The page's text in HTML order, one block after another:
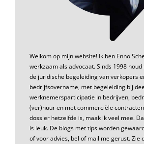
Welkom op mijn website! Ik ben Enno
werkzaam als advocaat. Sinds 1998
de juridische begeleiding van verkopers
bedrijfsovername, met begeleiding bij
werknemersparticipatie in bedrijven,
(ver)huur en met commerciële
dossier hetzelfde is, maak ik veel mee.
is leuk. De blogs met tips worden
of voor advies, bel of mail me gerust. Zie